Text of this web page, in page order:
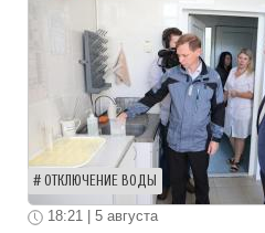
ОТКЛЮЧЕНИЕ ВОДЫ
18:21 | 5 августа